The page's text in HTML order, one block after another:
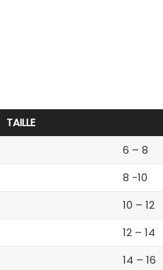
TAILLE
6 – 8
8 -10
10 – 12
12 – 14
14 – 16